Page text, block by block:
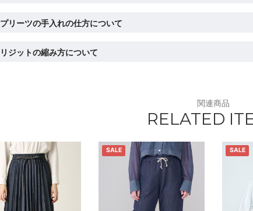
プリーツの手入れの仕方について
リジットの縮み方について
関連商品
RELATED
SALE SALE